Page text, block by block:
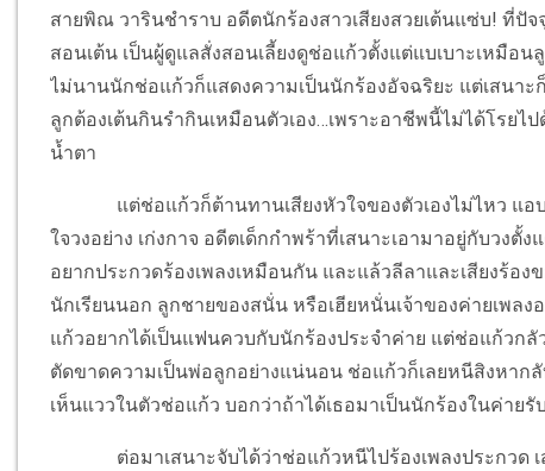
สายพิณ วารินชำราบ อดีตนักร้องสาวเสียงสวยเต้นแซ่บ! ที่ปั
สอนเต้น เป็นผู้ดูแลสั่งสอนเลี้ยงดูช่อแก้วตั้งแต่แบเบาะเหมือ
ไม่นานนักช่อแก้วก็แสดงความเป็นนักร้องอัจฉริยะ แต่เสนาะ
ลูกต้องเต้นกินรำกินเหมือนตัวเอง…เพราะอาชีพนี้ไม่ได้โรย
น้ำตา
แต่ช่อแก้วก็ต้านทานเสียงหัวใจของตัวเองไม่ไหว แ
ใจวงอย่าง เก่งกาจ อดีตเด็กกำพร้าที่เสนาะเอามาอยู่กับวง
อยากประกวดร้องเพลงเหมือนกัน และแล้วลีลาและเสียงร้อ
นักเรียนนอก ลูกชายของสนั่น หรือเฮียหนั่นเจ้าของค่ายเพล
แก้วอยากได้เป็นแฟนควบกับนักร้องประจำค่าย แต่ช่อแก้วก
ตัดขาดความเป็นพ่อลูกอย่างแน่นอน ช่อแก้วก็เลยหนีสิงหาก
เห็นแววในตัวช่อแก้ว บอกว่าถ้าได้เธอมาเป็นนักร้องในค่ายรั
ต่อมาเสนาะจับได้ว่าช่อแก้วหนีไปร้องเพลงประกว